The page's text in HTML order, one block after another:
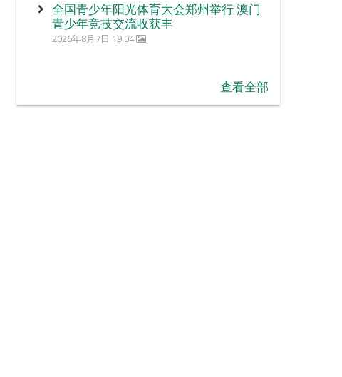
全国青少年阳光体育大会郑州举行 澳门
青少年竞技交流收获丰
2026年8月7日 19:04
查看全部